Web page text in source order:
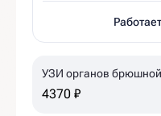
УЗИ органов
4370 ₽